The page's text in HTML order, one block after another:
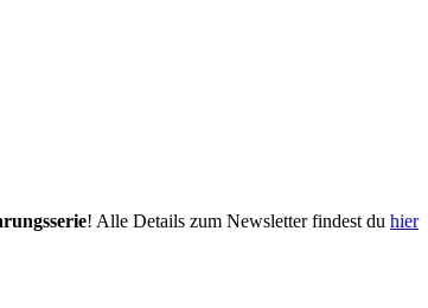
! Alle Details zum Newsletter findest du hier